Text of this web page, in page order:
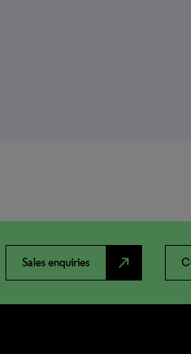
Sales enquiries north_east